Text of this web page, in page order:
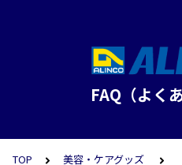
FAQ（よく
TOP 美容・ケアグッズ